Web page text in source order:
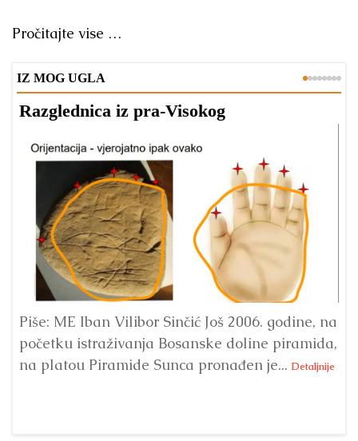
Pročitajte vise …
IZ MOG UGLA
Razglednica iz pra-Visokog
Piše: ME Iban Vilibor Sinčić Još 2006. godine, na
početku istraživanja Bosanske doline piramida,
na platou Piramide Sunca pronađen je... Detaljnije